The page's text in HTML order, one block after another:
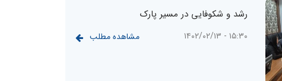
رشد و شکوفایی در مسیر پارک
۱۵:۳۰ - ۱۴۰۲/۰۲/۱۳ مشاهده مطلب